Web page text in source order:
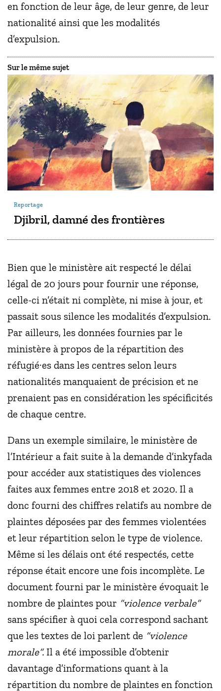
en fonction de leur âge, de leur genre, de leur
nationalité ainsi que les modalités
d’expulsion.
Sur le même sujet
Reportage
Djibril, damné des frontières
Bien que le ministère ait respecté le délai
légal de 20 jours pour fournir une réponse,
celle-ci n’était ni complète, ni mise à jour, et
passait sous silence les modalités d’expulsion.
Par ailleurs, les données fournies par le
ministère à propos de la répartition des
réfugié·es dans les centres selon leurs
nationalités manquaient de précision et ne
prenaient pas en considération les spécificités
de chaque centre.
Dans un exemple similaire, le ministère de
l’Intérieur a fait suite à la demande d’inkyfada
pour accéder aux statistiques des violences
faites aux femmes entre 2018 et 2020. Il a
donc fourni des chiffres relatifs au nombre de
plaintes déposées par des femmes violentées
et leur répartition selon le type de violence.
Même si les délais ont été respectés, cette
réponse était encore une fois incomplète. Le
document fourni par le ministère évoquait le
nombre de plaintes pour “violence verbale”
sans spécifier à quoi cela correspond sachant
que les textes de loi parlent de “violence
morale”. Il a été impossible d’obtenir
davantage d’informations quant à la
répartition du nombre de plaintes en fonction